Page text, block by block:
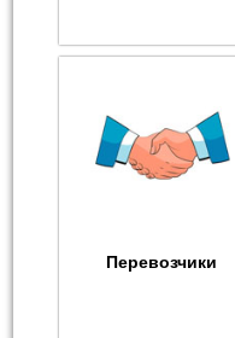
Перевозчики